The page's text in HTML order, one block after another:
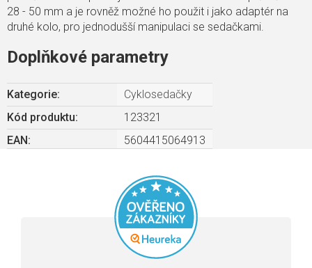
28 - 50 mm a je rovněž možné ho použit i jako adaptér na
druhé kolo, pro jednodušší manipulaci se sedačkami.
Doplňkové parametry
Kategorie:
Cyklosedačky
Kód produktu:
123321
EAN: 5604415064913